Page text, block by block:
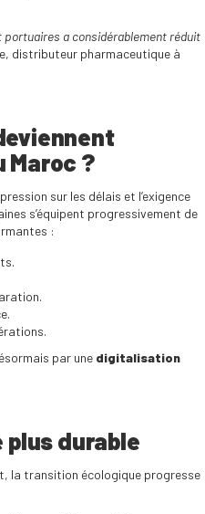
a considérablement réduit
distributeur pharmaceutique à
Maroc ?
sur les délais et l’exigence
s’équipent progressivement de
:
par une digitalisation
plus durable
la transition écologique progresse